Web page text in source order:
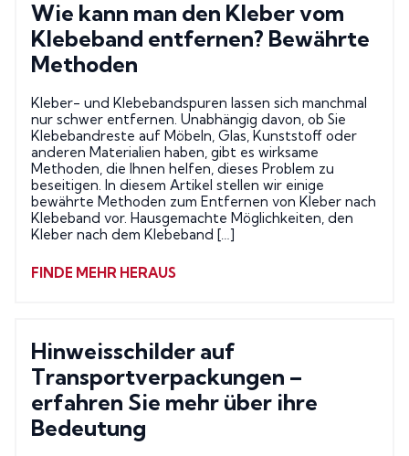
Wie kann man den Kleber vom
Klebeband entfernen? Bewährte
Methoden
Kleber- und Klebebandspuren lassen sich manchmal
nur schwer entfernen. Unabhängig davon, ob Sie
Klebebandreste auf Möbeln, Glas, Kunststoff oder
anderen Materialien haben, gibt es wirksame
Methoden, die Ihnen helfen, dieses Problem zu
beseitigen. In diesem Artikel stellen wir einige
bewährte Methoden zum Entfernen von Kleber nach
Klebeband vor. Hausgemachte Möglichkeiten, den
Kleber nach dem Klebeband […]
FINDE MEHR HERAUS
Hinweisschilder auf
Transportverpackungen –
erfahren Sie mehr über ihre
Bedeutung